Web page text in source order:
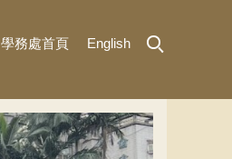
學務處首頁 English